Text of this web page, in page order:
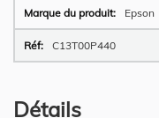
Epson
C13T00P440
Détails